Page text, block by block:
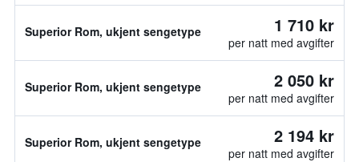
Superior Rom, ukjent sengetype 1 710 kr
per natt med avgifter
Superior Rom, ukjent sengetype 2 050 kr
per natt med avgifter
Superior Rom, ukjent sengetype 2 194 kr
per natt med avgifter